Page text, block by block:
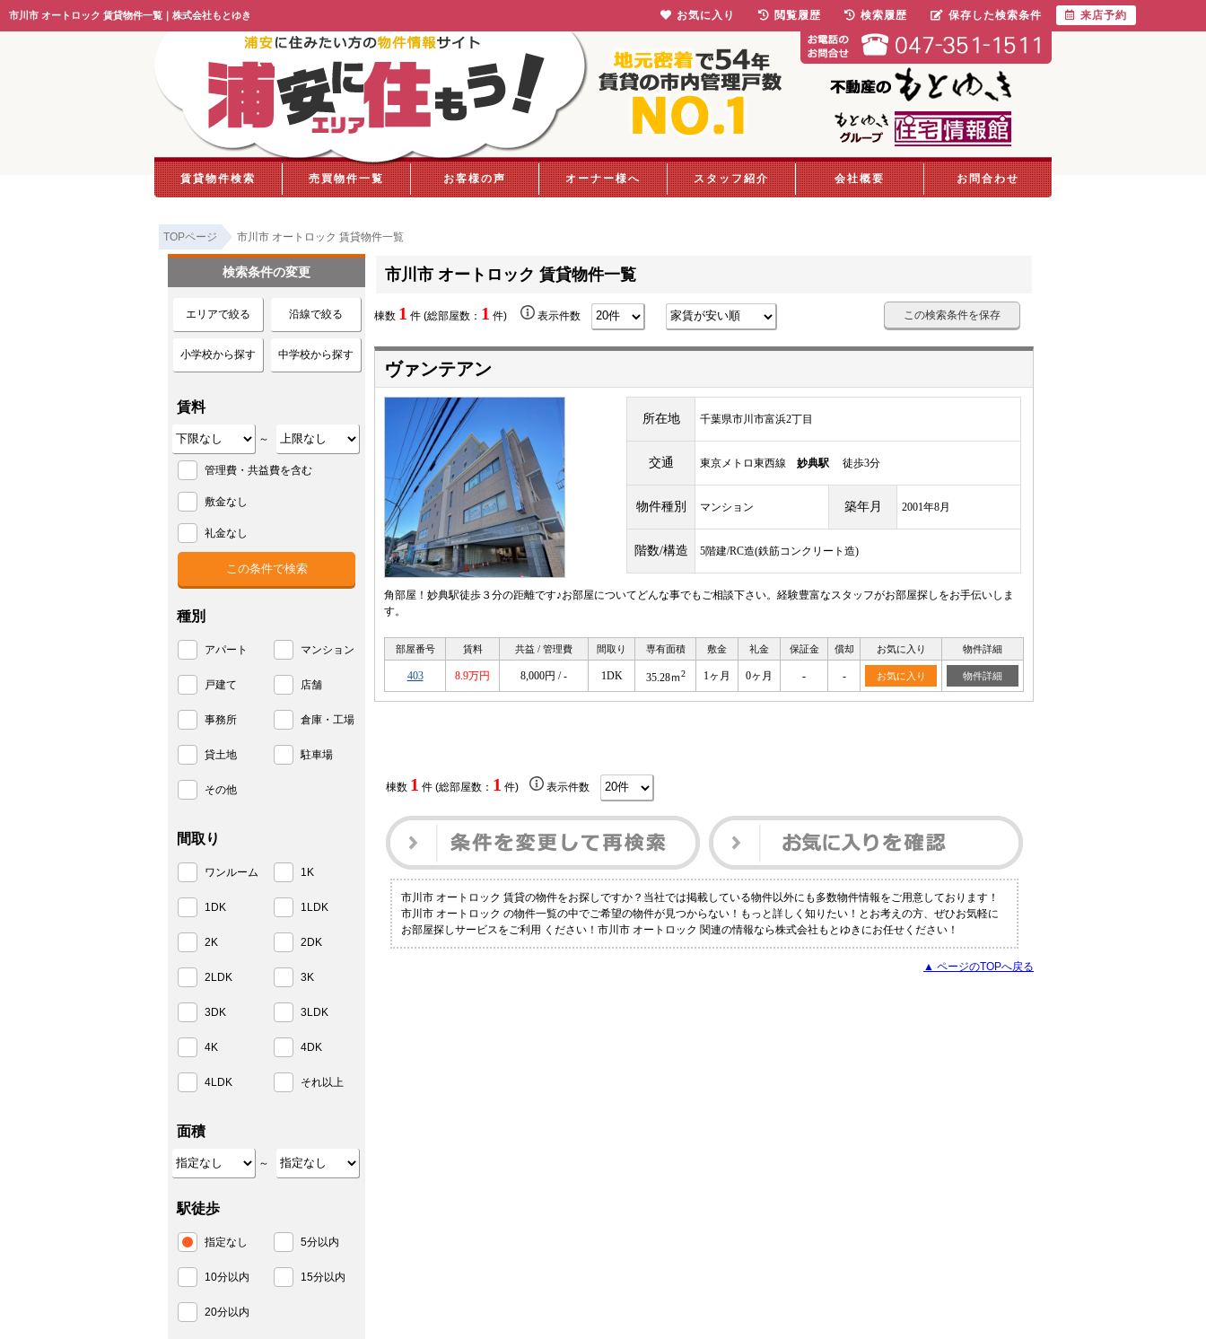
市川市 オートロック 賃貸物件一覧｜株式会社もとゆき
賃貸物件検索 売買物件一覧 お客様の声 オーナー様へ スタッフ紹介 会社概要 お問合わせ
TOPページ 市川市 オートロック 賃貸物件一覧
市川市 オートロック 賃貸物件一覧
棟数 1 件 (総部屋数： 1 件) 表示件数 この検索条件を保存
ヴァンテアン
所在地 千葉県市川市富浜2丁目
交通 東京メトロ東西線 妙典駅 徒歩3分
物件種別 マンション 築年月 2001年8月
階数/構造 5階建/RC造(鉄筋コンクリート造)
角部屋！妙典駅徒歩３分の距離です♪お部屋についてどんな事でもご相談下さい。経験豊富なスタッフがお部屋探しをお手伝いしま
す。
部屋番号 賃料 共益 / 管理費 間取り 専有面積 敷金 礼金 保証金 償却 お気に入り 物件詳細
403 8.9万円 8,000円 / - 1DK 35.28ｍ2 1ヶ月 0ヶ月 - - お気に入り 物件詳細
棟数 1 件 (総部屋数： 1 件) 表示件数
市川市 オートロック 賃貸の物件をお探しですか？当社では掲載している物件以外にも多数物件情報をご用意しております！
市川市 オートロック の物件一覧の中でご希望の物件が見つからない！もっと詳しく知りたい！とお考えの方、ぜひお気軽に
お部屋探しサービスをご利用 ください！市川市 オートロック 関連の情報なら株式会社もとゆきにお任せください！
▲ ページのTOPへ戻る
検索条件の変更
エリアで絞る 沿線で絞る
小学校から探す 中学校から探す
賃料
～
管理費・共益費を含む
敷金なし
礼金なし
種別
アパート マンション
戸建て 店舗
事務所 倉庫・工場
貸土地 駐車場
その他
間取り
ワンルーム 1K
1DK 1LDK
2K 2DK
2LDK 3K
3DK 3LDK
4K 4DK
4LDK それ以上
面積
～
駅徒歩
指定なし 5分以内
10分以内 15分以内
20分以内
お気に入り 閲覧履歴 検索履歴 保存した検索条件 来店予約